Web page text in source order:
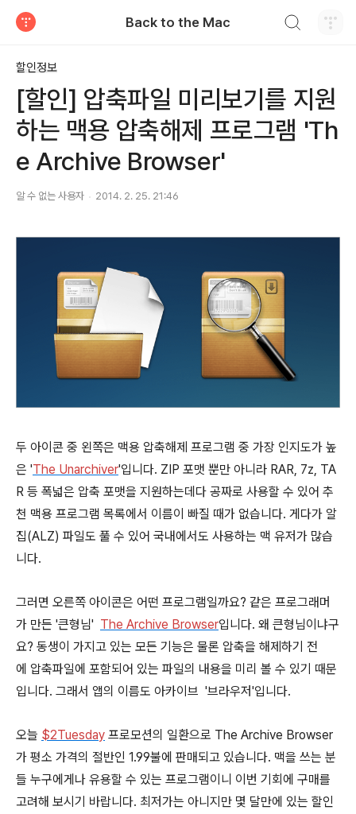
Back to the Mac
할인정보
[할인] 압축파일 미리보기를 지원
하는 맥용 압축해제 프로그램 'Th
e Archive Browser'
알 수 없는 사용자 2014. 2. 25. 21:46
두 아이콘 중 왼쪽은 맥용 압축해제 프로그램 중 가장 인지도가 높
은 'The Unarchiver'입니다. ZIP 포맷 뿐만 아니라 RAR, 7z, TA
R 등 폭넓은 압축 포맷을 지원하는데다 공짜로 사용할 수 있어 추
천 맥용 프로그램 목록에서 이름이 빠질 때가 없습니다. 게다가 알
집(ALZ) 파일도 풀 수 있어 국내에서도 사용하는 맥 유저가 많습
니다.
그러면 오른쪽 아이콘은 어떤 프로그램일까요? 같은 프로그래머
가 만든 '큰형님' The Archive Browser입니다. 왜 큰형님이냐구
요? 동생이 가지고 있는 모든 기능은 물론 압축을 해제하기 전
에 압축파일에 포함되어 있는 파일의 내용을 미리 볼 수 있기 때문
입니다. 그래서 앱의 이름도 아카이브 '브라우저'입니다.
오늘 $2Tuesday 프로모션의 일환으로 The Archive Browser
가 평소 가격의 절반인 1.99불에 판매되고 있습니다. 맥을 쓰는 분
들 누구에게나 유용할 수 있는 프로그램이니 이번 기회에 구매를
고려해 보시기 바랍니다. 최저가는 아니지만 몇 달만에 있는 할인